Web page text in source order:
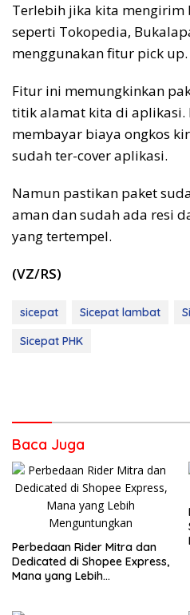
Terlebih jika kita mengirim
seperti Tokopedia,
menggunakan fitur pick up.
Fitur ini memungkinkan
titik alamat kita di aplikasi.
membayar biaya ongkos
sudah ter-cover aplikasi.
Namun pastikan paket
aman dan sudah ada resi
yang tertempel.
(VZ/RS)
sicepat Sicepat lambat
Sicepat PHK
Baca Juga
Perbedaan Rider Mitra dan
Dedicated di Shopee Express,
Mana yang Lebih